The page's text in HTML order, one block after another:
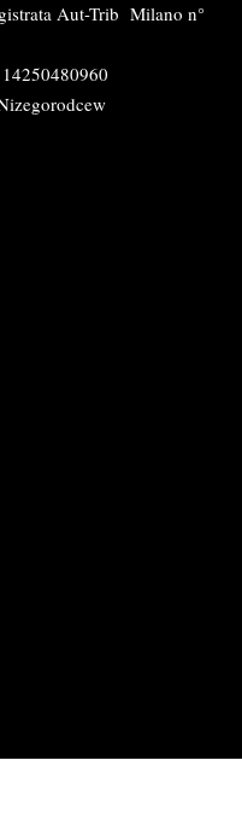
Aut-Trib Milano n°